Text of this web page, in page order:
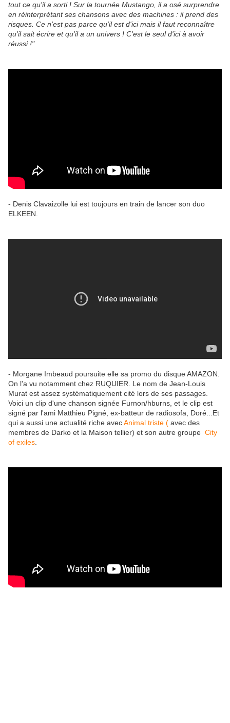
tout ce qu'il a sorti ! Sur la tournée Mustango, il a osé surprendre
en réinterprétant ses chansons avec des machines : il prend des
risques. Ce n'est pas parce qu'il est d'ici mais il faut reconnaître
qu'il sait écrire et qu'il a un univers ! C'est le seul d'ici à avoir
réussi !"
- Denis Clavaizolle lui est toujours en train de lancer son duo
ELKEEN.
- Morgane Imbeaud poursuite elle sa promo du disque AMAZON.
On l'a vu notamment chez RUQUIER. Le nom de Jean-Louis
Murat est assez systématiquement cité lors de ses passages.
Voici un clip d'une chanson signée Furnon/hburns, et le clip est
signé par l'ami Matthieu Pigné, ex-batteur de radiosofa, Doré...Et
qui a aussi une actualité riche avecAnimal triste ( avec des
membres de Darko et la Maison tellier) et son autre groupe City
of exiles